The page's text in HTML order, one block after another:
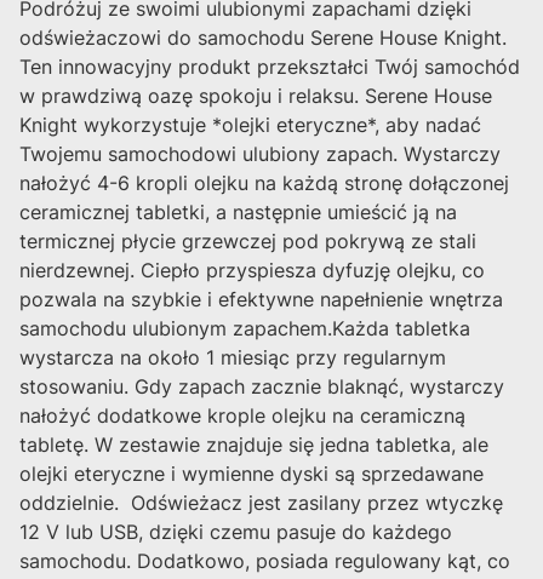
Podróżuj ze swoimi ulubionymi zapachami dzięki
odświeżaczowi do samochodu Serene House Knight.
Ten innowacyjny produkt przekształci Twój samochód
w prawdziwą oazę spokoju i relaksu. Serene House
Knight wykorzystuje *olejki eteryczne*, aby nadać
Twojemu samochodowi ulubiony zapach. Wystarczy
nałożyć 4-6 kropli olejku na każdą stronę dołączonej
ceramicznej tabletki, a następnie umieścić ją na
termicznej płycie grzewczej pod pokrywą ze stali
nierdzewnej. Ciepło przyspiesza dyfuzję olejku, co
pozwala na szybkie i efektywne napełnienie wnętrza
samochodu ulubionym zapachem.Każda tabletka
wystarcza na około 1 miesiąc przy regularnym
stosowaniu. Gdy zapach zacznie blaknąć, wystarczy
nałożyć dodatkowe krople olejku na ceramiczną
tabletę. W zestawie znajduje się jedna tabletka, ale
olejki eteryczne i wymienne dyski są sprzedawane
oddzielnie. Odświeżacz jest zasilany przez wtyczkę
12 V lub USB, dzięki czemu pasuje do każdego
samochodu. Dodatkowo, posiada regulowany kąt, co